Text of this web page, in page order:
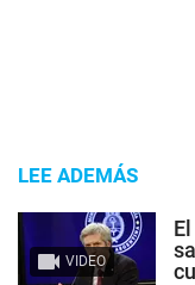
LEE ADEMÁS
VIDEO